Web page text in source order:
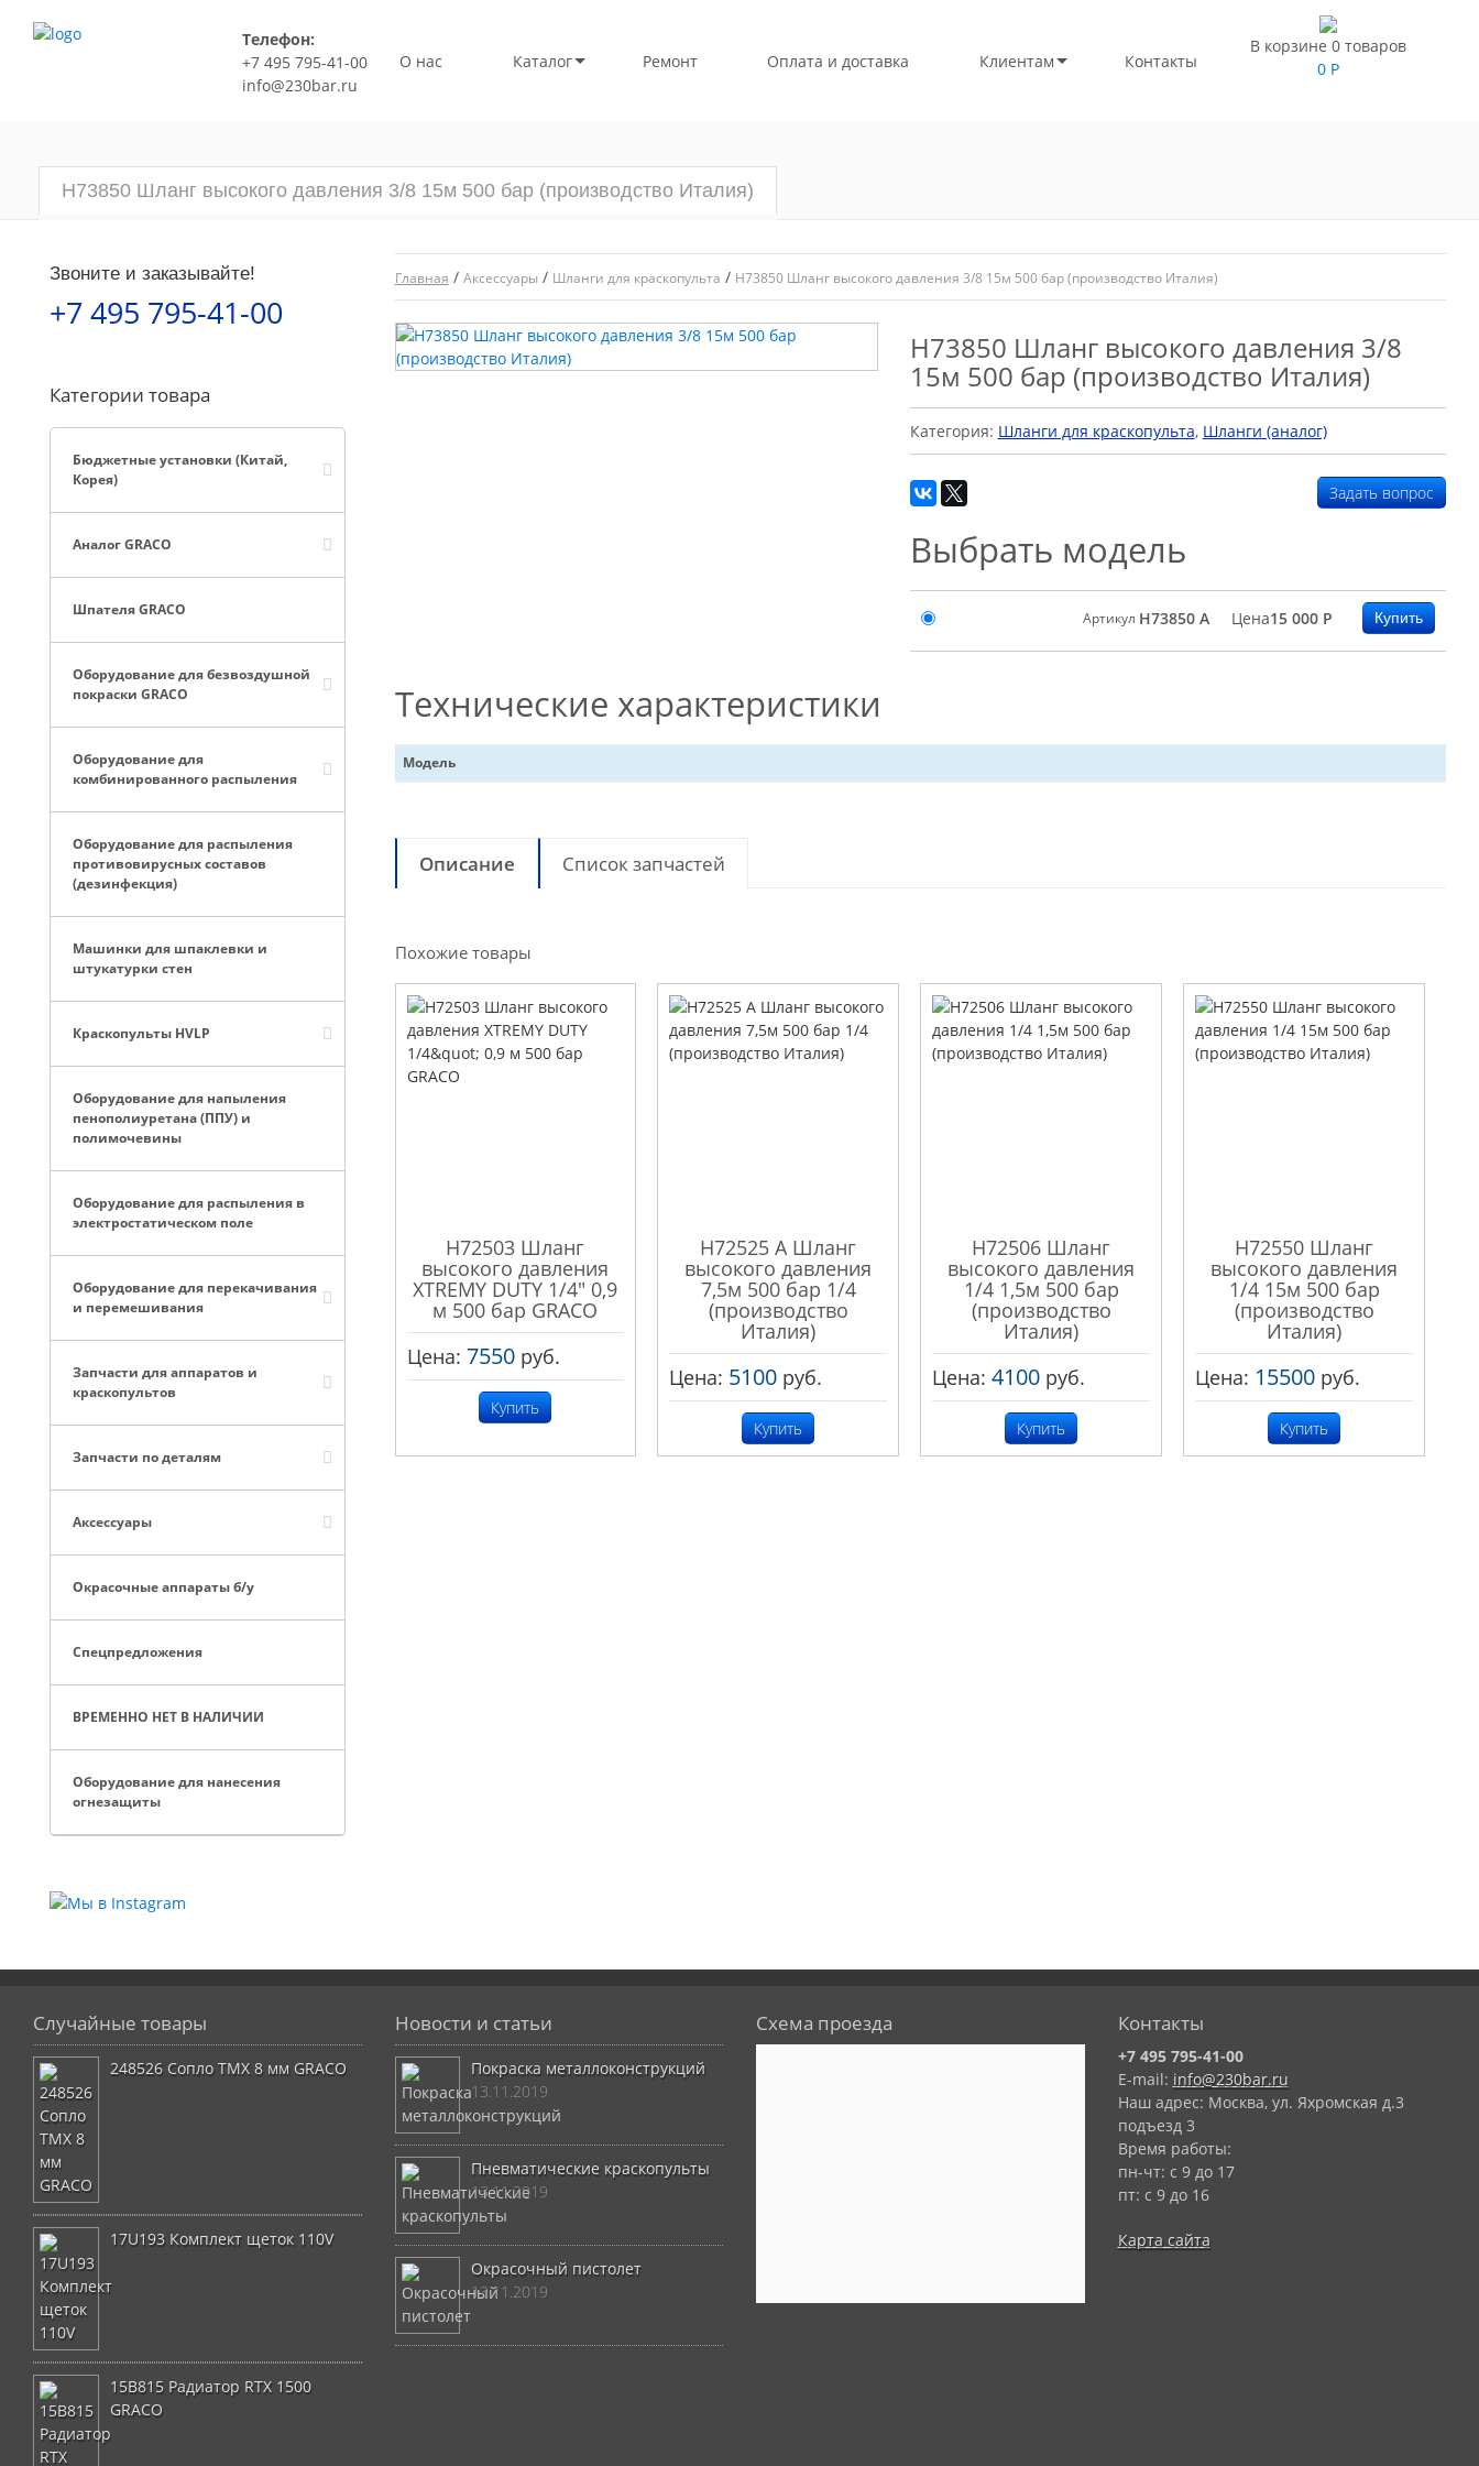
Телефон:
+7 495 795-41-00
info@230bar.ru
О нас Каталог Ремонт Оплата и доставка Клиентам Контакты
В корзине 0 товаров
0 Р
H73850 Шланг высокого давления 3/8 15м 500 бар (производство Италия)
Звоните и заказывайте!
+7 495 795-41-00
Категории товара
Бюджетные установки (Китай,
Корея)
Аналог GRACO
Шпателя GRACO
Оборудование для безвоздушной
покраски GRACO
Оборудование для
комбинированного распыления
Оборудование для распыления
противовирусных составов
(дезинфекция)
Машинки для шпаклевки и
штукатурки стен
Краскопульты HVLP
Оборудование для напыления
пенополиуретана (ППУ) и
полимочевины
Оборудование для распыления в
электростатическом поле
Оборудование для перекачивания
и перемешивания
Запчасти для аппаратов и
краскопультов
Запчасти по деталям
Аксессуары
Окрасочные аппараты б/у
Спецпредложения
ВРЕМЕННО НЕТ В НАЛИЧИИ
Оборудование для нанесения
огнезащиты
Главная / Аксессуары / Шланги для краскопульта / H73850 Шланг высокого давления 3/8 15м 500 бар (производство Италия)
H73850 Шланг высокого давления 3/8
15м 500 бар (производство Италия)
Категория: Шланги для краскопульта, Шланги (аналог)
Задать вопрос
Выбрать модель
Артикул H73850 A Цена15 000 Р
Технические характеристики
Модель
Описание Список запчастей
Похожие товары
H72503 Шланг
высокого давления
XTREMY DUTY 1/4" 0,9
м 500 бар GRACO
Цена: 7550руб.
Купить
H72525 A Шланг
высокого давления
7,5м 500 бар 1/4
(производство
Италия)
Цена: 5100 руб.
Купить
H72506 Шланг
высокого давления
1/4 1,5м 500 бар
(производство
Италия)
Цена:4100 руб.
Купить
H72550 Шланг
высокого давления
1/4 15м 500 бар
(производство
Италия)
Цена: 15500 руб.
Купить
Случайные товары
248526 Сопло TMX 8 мм GRACO
17U193 Комплект щеток 110V
15B815 Радиатор RTX 1500
GRACO
Новости и статьи
Покраска металлоконструкций
13.11.2019
Пневматические краскопульты
13.11.2019
Окрасочный пистолет
13.11.2019
Схема проезда Контакты
+7 495 795-41-00
E-mail: info@230bar.ru
Наш адрес: Москва, ул. Яхромская д.3
подъезд 3
Время работы:
пн-чт: с 9 до 17
пт: с 9 до 16
Карта сайта